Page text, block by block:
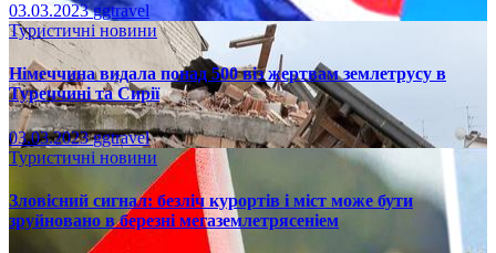
03.03.2023ggtravel
Туристичні новини
Німеччина видала понад 500 віз жертвам землетрусу в
Туреччині та Сирії
03.03.2023ggtravel
Туристичні новини
Зловісний сигнал: безліч курортів і міст може бути
зруйновано в березні мегаземлетрясеніем